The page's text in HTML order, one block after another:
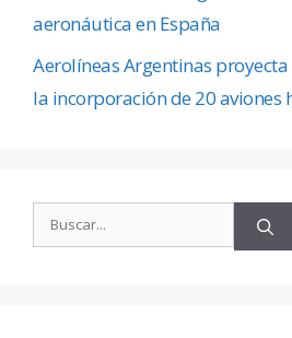
aeronáutica en España
Aerolíneas Argentinas
la incorporación de 20 aviones